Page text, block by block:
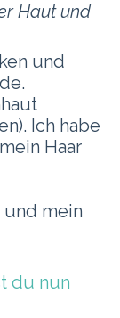
Haut und
und
Ich habe
Haar
mein
du nun